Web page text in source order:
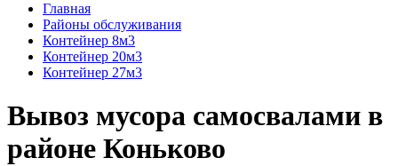
Главная
Районы обслуживания
Контейнер 8м3
Контейнер 20м3
Контейнер 27м3
Вывоз мусора самосвалами в
районе Коньково